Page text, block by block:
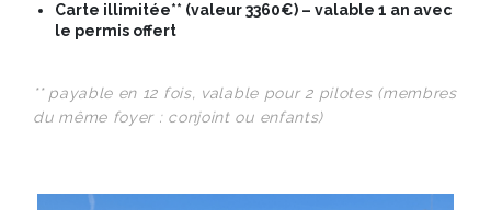
Carte illimitée** (valeur 3360€) – valable 1 an avec
le permis offert
** payable en 12 fois, valable pour 2 pilotes (membres
du même foyer : conjoint ou enfants)